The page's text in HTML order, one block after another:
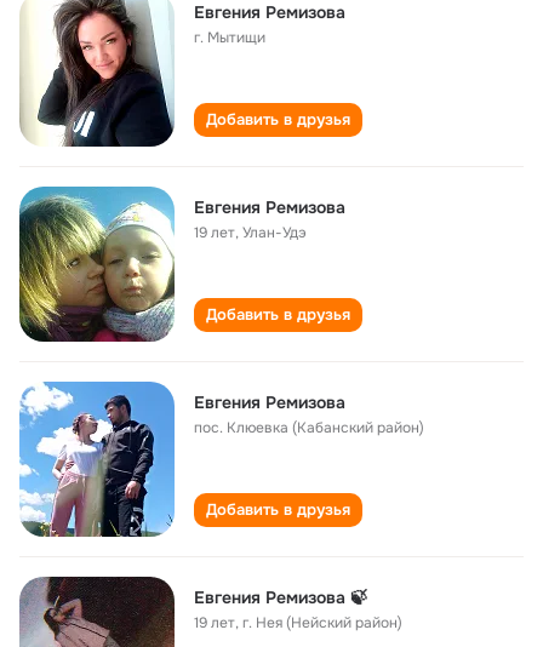
Евгения Ремизова
г. Мытищи
Добавить в друзья
Евгения Ремизова
19 лет,Улан-Удэ
Добавить в друзья
Евгения Ремизова
пос. Клюевка (Кабанский район)
Добавить в друзья
Евгения Ремизова 🍃
19 лет,г. Нея (Нейский район)